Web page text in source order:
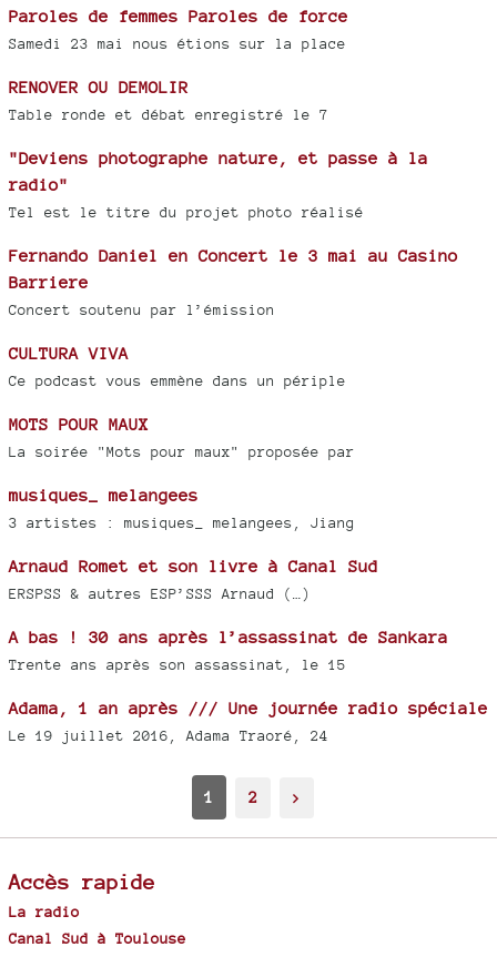
Paroles de femmes Paroles de force
Samedi 23 mai nous étions sur la place
RENOVER OU DEMOLIR
Table ronde et débat enregistré le 7
"Deviens photographe nature, et passe à la
radio"
Tel est le titre du projet photo réalisé
Fernando Daniel en Concert le 3 mai au Casino
Barriere
Concert soutenu par l’émission
CULTURA VIVA
Ce podcast vous emmène dans un périple
MOTS POUR MAUX
La soirée "Mots pour maux" proposée par
musiques_ melangees
3 artistes : musiques_ melangees, Jiang
Arnaud Romet et son livre à Canal Sud
ERSPSS & autres ESP’SSS Arnaud (…)
A bas ! 30 ans après l’assassinat de Sankara
Trente ans après son assassinat, le 15
Adama, 1 an après /// Une journée radio spéciale
Le 19 juillet 2016, Adama Traoré, 24
1 2 >
Accès rapide
La radio
Canal Sud à Toulouse